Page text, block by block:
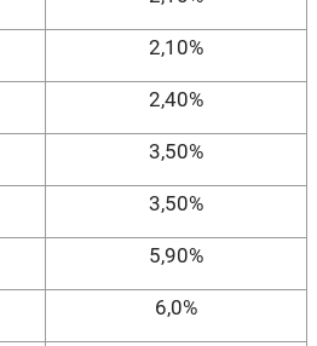
2,10%
2,40%
3,50%
3,50%
5,90%
6,0%